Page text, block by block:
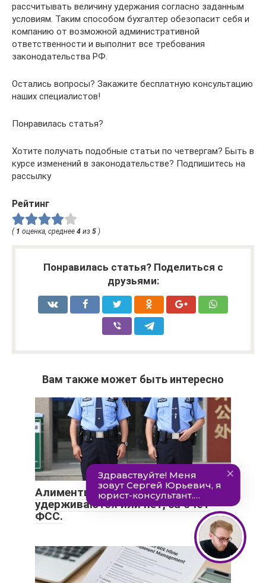
рассчитывать величину удержания согласно заданным
условиям. Таким способом бухгалтер обезопасит себя и
компанию от возможной административной
ответственности и выполнит все требования
законодательства РФ.
Остались вопросы? Закажите бесплатную консультацию
наших специалистов!
Понравилась статья?
Хотите получать подобные статьи по четвергам? Быть в
курсе изменений в законодательстве? Подпишитесь на
рассылку
Рейтинг
( 1 оценка, среднее 4 из 5 )
Понравилась статья? Поделиться с
друзьями:
Вам также может быть интересно
Алименты с больничного листа:
удерживаются или нет, за счёт
ФСС.